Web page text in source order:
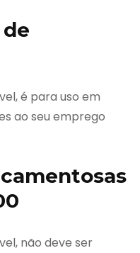
é para uso em
ao seu emprego
não deve ser